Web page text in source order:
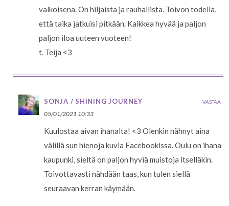
valkoisena. On hiljaista ja rauhallista. Toivon todella,
että taika jatkuisi pitkään. Kaikkea hyvää ja paljon
paljon iloa uuteen vuoteen!
t. Teija <3
SONJA / SHINING JOURNEY
05/01/2021 10:33
Kuulostaa aivan ihanalta! <3 Olenkin nähnyt aina
välillä sun hienoja kuvia Facebookissa. Oulu on ihana
kaupunki, sieltä on paljon hyviä muistoja itselläkin.
Toivottavasti nähdään taas, kun tulen siellä
seuraavan kerran käymään.
VASTAA